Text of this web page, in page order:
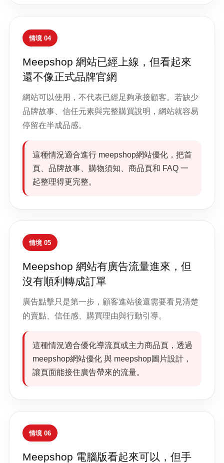
情境 04
Meepshop 網站已經上線，但看起來
還不像正式品牌官網
網站可以使用，不代表已經足夠承接顧客。若缺少
品牌故事、信任元素與完整購買說明，網站就容易
停留在半成品感。
這種情況適合進行 meepshop網站優化，把首
頁、品牌故事、購物須知、商品頁和 FAQ 一
起整理得更完整。
情境 05
Meepshop 網站有廣告流量進來，但
沒有順利轉成訂單
廣告點擊只是第一步，顧客進站後還需要看見清楚
的賣點、信任感、購買理由與行動引導。
這種情況適合優化導流頁或主力商品頁，透過
meepshop網站優化 與 meepshop圖片設計，
讓頁面能接住廣告帶來的流量。
情境 06
Meepshop 電腦版看起來可以，但手